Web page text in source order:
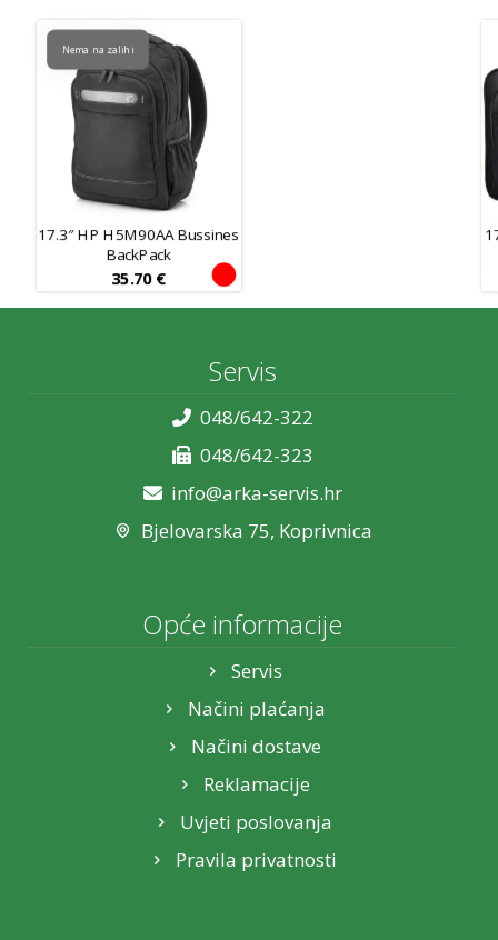
17.3″ HP H5M90AA Bussines
BackPack
35.70 €
Nema na zalihi
Servis
048/642-322
048/642-323
info@arka-servis.hr
Bjelovarska 75, Koprivnica
Opće informacije
Servis
Načini plaćanja
Načini dostave
Reklamacije
Uvjeti poslovanja
Pravila privatnosti